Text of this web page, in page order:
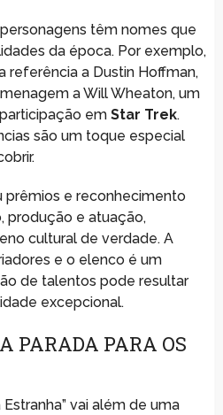
têm nomes que
da época. Por exemplo,
referência a Dustin Hoffman,
a Will Wheaton, um
em Star Trek.
são um toque especial
prêmios e reconhecimento
produção e atuação,
cultural de verdade. A
e o elenco é um
de talentos pode resultar
excepcional.
PARADA PARA OS
vai além de uma